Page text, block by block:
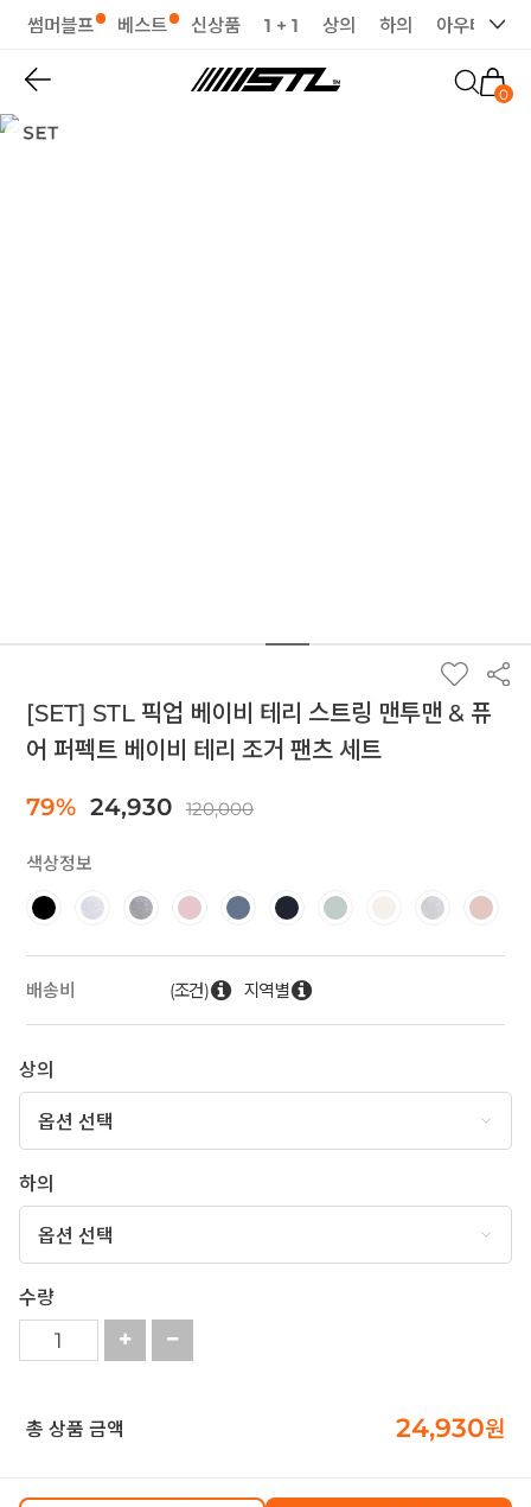
썸머블프 베스트 신상품 1 + 1 상의 하의 아우터
0
[SET] STL 픽업 베이비 테리 스트링 맨투맨 & 퓨
어 퍼펙트 베이비 테리 조거 팬츠 세트
79% 24,930 120,000
색상정보
배송비 (조건) 지역별
상의
하의
수량
총 상품 금액 24,930원